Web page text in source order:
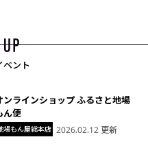
ベント
場もん屋総本店
ンラインショップ ふるさと地場
ん便
2026.02.12 更新